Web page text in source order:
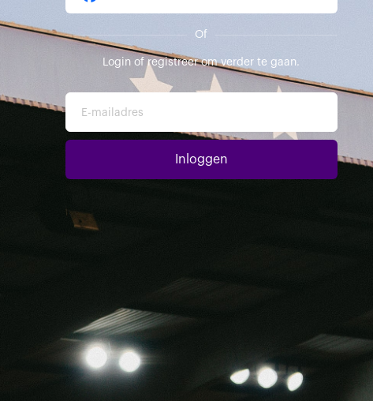
Of
Login of registreer om verder te gaan.
E-mailadres
Inloggen